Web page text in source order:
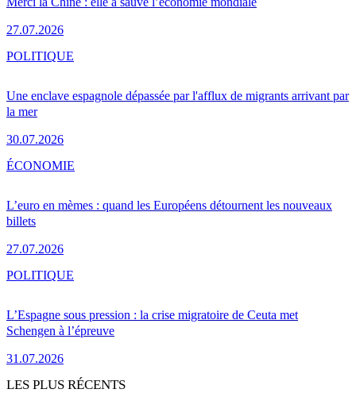
27.07.2026
Une enclave espagnole dépassée par l'afflux de migrants arrivant par
la mer
30.07.2026
POLITIQUE
L’euro en mèmes : quand les Européens détournent les nouveaux
billets
27.07.2026
ÉCONOMIE
L’Espagne sous pression : la crise migratoire de Ceuta met
Schengen à l’épreuve
31.07.2026
POLITIQUE
LES PLUS RÉCENTS